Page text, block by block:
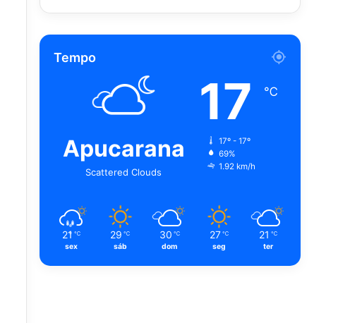
Tempo
Apucarana
Scattered Clouds
17 ℃
17º - 17º
69%
1.92 km/h
21 ℃
sex
29 ℃
sáb
30 ℃
dom
27 ℃
seg
21 ℃
ter